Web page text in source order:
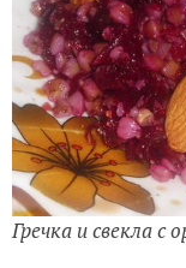
Гречка и свекла с